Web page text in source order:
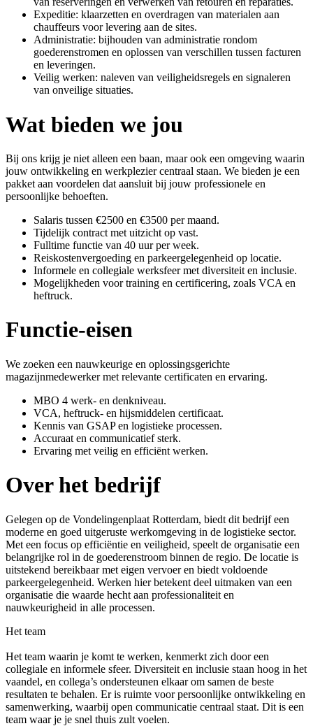
Expeditie: klaarzetten en overdragen van materialen aan
chauffeurs voor levering aan de sites.
Administratie: bijhouden van administratie rondom
goederenstromen en oplossen van verschillen tussen facturen
en leveringen.
Veilig werken: naleven van veiligheidsregels en signaleren
van onveilige situaties.
Wat bieden we jou
Bij ons krijg je niet alleen een baan, maar ook een omgeving waarin
jouw ontwikkeling en werkplezier centraal staan. We bieden je een
pakket aan voordelen dat aansluit bij jouw professionele en
persoonlijke behoeften.
Salaris tussen €2500 en €3500 per maand.
Tijdelijk contract met uitzicht op vast.
Fulltime functie van 40 uur per week.
Reiskostenvergoeding en parkeergelegenheid op locatie.
Informele en collegiale werksfeer met diversiteit en inclusie.
Mogelijkheden voor training en certificering, zoals VCA en
heftruck.
Functie-eisen
We zoeken een nauwkeurige en oplossingsgerichte
magazijnmedewerker met relevante certificaten en ervaring.
MBO 4 werk- en denkniveau.
VCA, heftruck- en hijsmiddelen certificaat.
Kennis van GSAP en logistieke processen.
Accuraat en communicatief sterk.
Ervaring met veilig en efficiënt werken.
Over het bedrijf
Gelegen op de Vondelingenplaat Rotterdam, biedt dit bedrijf een
moderne en goed uitgeruste werkomgeving in de logistieke sector.
Met een focus op efficiëntie en veiligheid, speelt de organisatie een
belangrijke rol in de goederenstroom binnen de regio. De locatie is
uitstekend bereikbaar met eigen vervoer en biedt voldoende
parkeergelegenheid. Werken hier betekent deel uitmaken van een
organisatie die waarde hecht aan professionaliteit en
nauwkeurigheid in alle processen.
Het team
Het team waarin je komt te werken, kenmerkt zich door een
collegiale en informele sfeer. Diversiteit en inclusie staan hoog in het
vaandel, en collega’s ondersteunen elkaar om samen de beste
resultaten te behalen. Er is ruimte voor persoonlijke ontwikkeling en
samenwerking, waarbij open communicatie centraal staat. Dit is een
team waar je je snel thuis zult voelen.